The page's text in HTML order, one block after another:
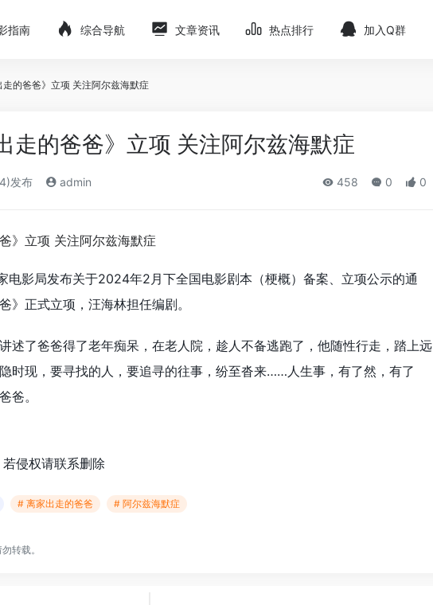
指南 综合导航 文章资讯 热点排行 加入Q群
的爸爸》立项 关注阿尔兹海默症
走的爸爸》立项 关注阿尔兹海默症
发布 admin 458 0 0
电影局发布关于2024年2月下全国电影剧本（梗概）备案、立项公示的通
》正式立项，汪海林担任编剧。
述了爸爸得了老年痴呆，在老人院，趁人不备逃跑了，他随性行走，踏上远
时现，要寻找的人，要追寻的往事，纷至沓来……人生事，有了然，有了
爸。
侵权请联系删除
# 离家出走的爸爸 # 阿尔兹海默症
转载。